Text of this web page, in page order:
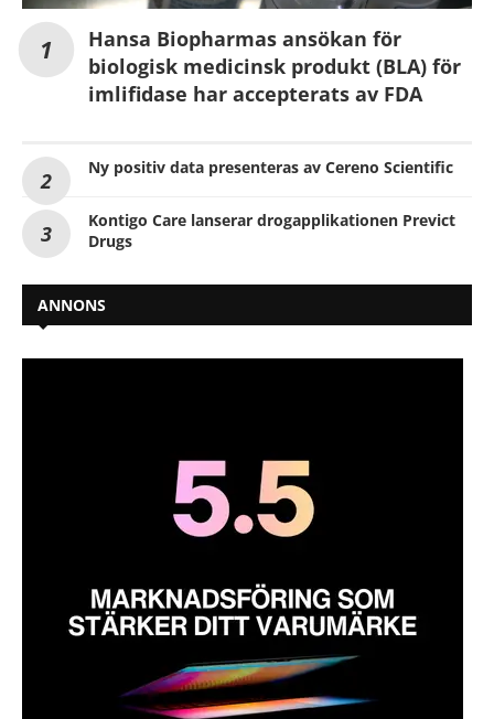
Hansa Biopharmas ansökan för
biologisk medicinsk produkt (BLA) för
imlifidase har accepterats av FDA
Ny positiv data presenteras av Cereno Scientific
Kontigo Care lanserar drogapplikationen Previct
Drugs
ANNONS